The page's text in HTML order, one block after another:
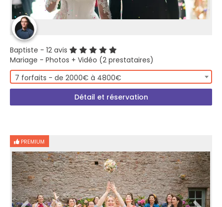
Baptiste - 12 avis
Mariage - Photos + Vidéo (2 prestataires)
7 forfaits - de 2000€ à 4800€
Détail et réservation
PREMIUM